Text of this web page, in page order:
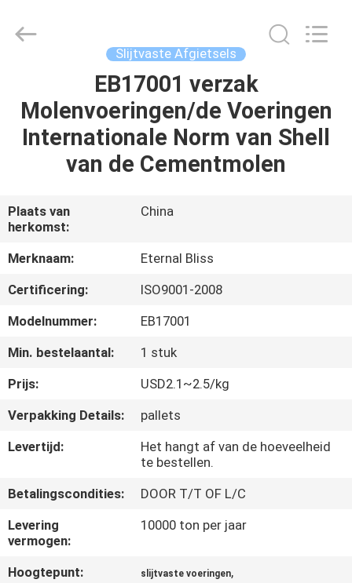
PRODUCTEN
ONGEVEER
ONS
FABRIEKSREIS
KWALITEITSCONTROLE
CONTACTEER
ONS
NIEUWS
VERZOEK
OM
Casting
Slijtvaste Afgietsels
EB17001 verzak
Molenvoeringen/de Voeringen
Internationale Norm van Shell
van de Cementmolen
Plaats van
herkomst:
China
Merknaam:
Eternal Bliss
Certificering:
ISO9001-2008
Modelnummer:
EB17001
Min. bestelaantal:
1 stuk
Prijs:
USD2.1~2.5/kg
Verpakking Details:
pallets
Levertijd:
Het hangt af van de hoeveelheid
te bestellen.
Betalingscondities:
DOOR T/T OF L/C
Levering
vermogen:
10000 ton per jaar
Hoogtepunt: slijtvaste voeringen,